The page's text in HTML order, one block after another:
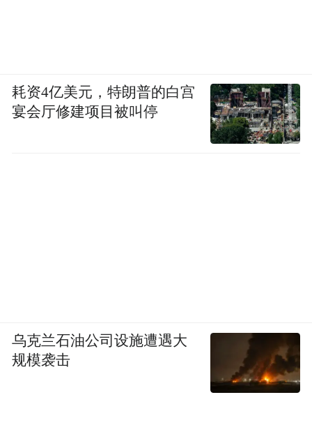
耗资4亿美元，特朗普的白宫
宴会厅修建项目被叫停
乌克兰石油公司设施遭遇大
规模袭击